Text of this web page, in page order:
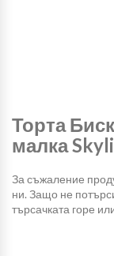
Торта
малка
За съжаление
ни. Защо не
търсачката горе